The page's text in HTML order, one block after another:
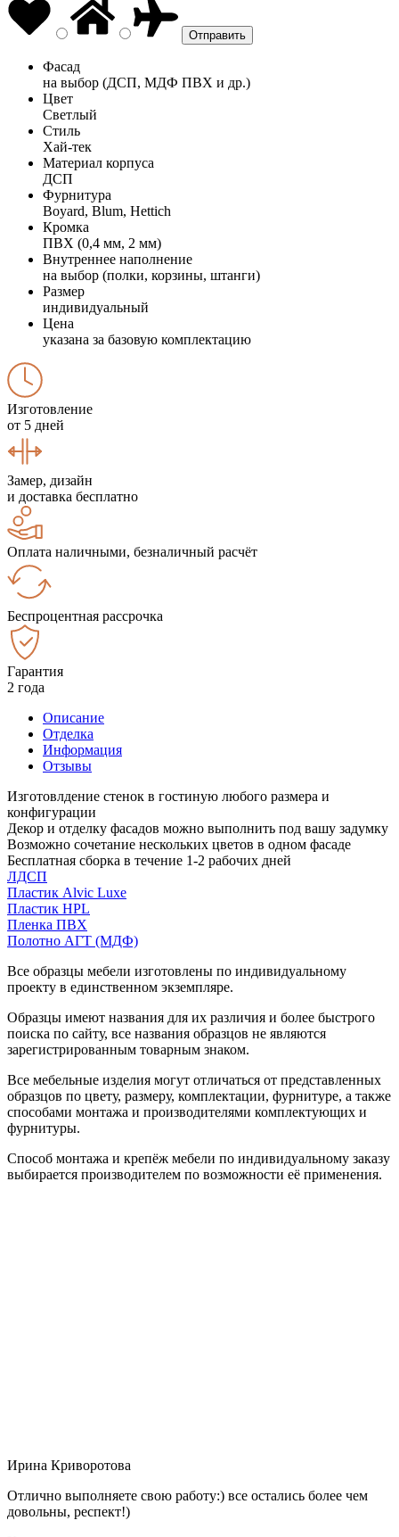
Фасад
на выбор (ДСП, МДФ ПВХ и др.)
Цвет
Светлый
Стиль
Хай-тек
Материал корпуса
ДСП
Фурнитура
Boyard, Blum, Hettich
Кромка
ПВХ (0,4 мм, 2 мм)
Внутреннее наполнение
на выбор (полки, корзины, штанги)
Размер
индивидуальный
Цена
указана за базовую комплектацию
Изготовление
от 5 дней
Замер, дизайн
и доставка бесплатно
Оплата наличными, безналичный расчёт
Беспроцентная рассрочка
Гарантия
2 года
Описание
Отделка
Информация
Отзывы
Изготовлдение стенок в гостиную любого размера и
конфигурации
Декор и отделку фасадов можно выполнить под вашу задумку
Возможно сочетание нескольких цветов в одном фасаде
Бесплатная сборка в течение 1-2 рабочих дней
ЛДСП
Пластик Alvic Luxe
Пластик HPL
Пленка ПВХ
Полотно АГТ (МДФ)
Все образцы мебели изготовлены по индивидуальному
проекту в единственном экземпляре.
Образцы имеют названия для их различия и более быстрого
поиска по сайту, все названия образцов не являются
зарегистрированным товарным знаком.
Все мебельные изделия могут отличаться от представленных
образцов по цвету, размеру, комплектации, фурнитуре, а также
способами монтажа и производителями комплектующих и
фурнитуры.
Способ монтажа и крепёж мебели по индивидуальному заказу
выбирается производителем по возможности её применения.
Ирина Криворотова
Отлично выполняете свою работу:) все остались более чем
довольны, респект!)